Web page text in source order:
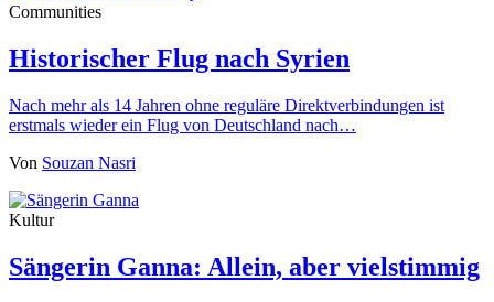
Communities
Historischer Flug nach Syrien
Nach mehr als 14 Jahren ohne reguläre Direktverbindungen ist
erstmals wieder ein Flug von Deutschland nach…
Von Souzan Nasri
Kultur
Sängerin Ganna: Allein, aber vielstimmig